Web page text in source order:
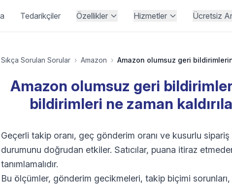
Tedarikçiler Özellikler Hizmetler Ücretsiz
Sıkça Sorulan Sorular › Amazon ›
Amazon olumsuz geri
bildirimleri ne zaman
Geçerli takip oranı, geç gönderim oranı ve kusurlu
durumunu doğrudan etkiler. Satıcılar, puana itiraz
tanımlamalıdır.
Bu ölçümler, gönderim gecikmeleri, takip biçimi